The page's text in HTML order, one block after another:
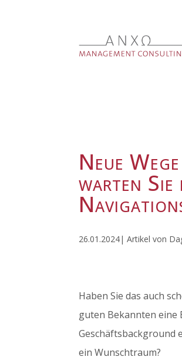
Neue
warten Sie
26.01.2024| Artikel von
Haben Sie das auch
guten Bekannten eine
Geschäftsbackground
ein Wunschtraum?